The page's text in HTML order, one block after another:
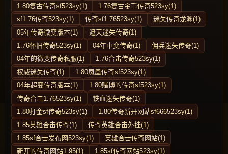
1.80复古传奇sf523sy(1)
1.76复古金币传奇523sy(1)
sf1.76传奇523sy(1)
传奇sf1.76523sy(1)
迷失传奇龙渊(1)
05年传奇微变版本(1)
遮天迷失传奇(1)
1.76怀旧传奇523sy(1)
04年中变传奇(1)
佣兵迷失传奇(1)
04年的微变传奇私服(1)
1.76合击传奇523sy(1)
权威迷失传奇(1)
1.80凤凰传奇sf523sy(1)
04年超变传奇版本(1)
1.80赌博的传奇sf523sy(1)
传奇合击1.76523sy(1)
铁血迷失传奇(1)
1.80打金sf传奇523sy(1)
1.80传奇新开网站sf666523sy(1)
1.85英雄合击传奇(1)
传奇英雄合击外挂(1)
1.85sf合击发布网523sy(1)
英雄合击传奇网站(1)
新开的传奇网站1.95(1)
1.85sf传奇网站523sy(1)